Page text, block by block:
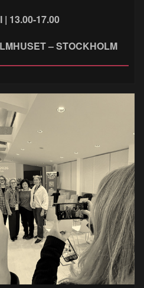
| 13.00-17.00
– STOCKHOLM